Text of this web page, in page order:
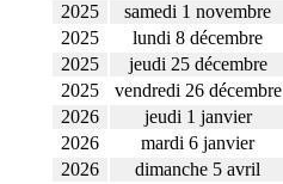
2025
samedi 1 novembre
2025
lundi 8 décembre
2025
jeudi 25 décembre
2025
vendredi 26 décembre
2026
jeudi 1 janvier
2026
mardi 6 janvier
2026
dimanche 5 avril